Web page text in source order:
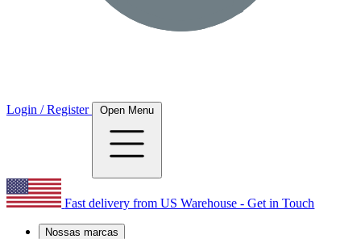
Login / Register Open Menu
Fast delivery from US Warehouse - Get in Touch
Nossas marcas